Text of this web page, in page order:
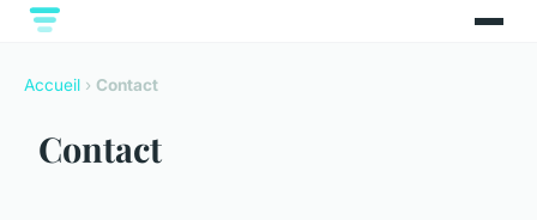
Accueil › Contact
Contact